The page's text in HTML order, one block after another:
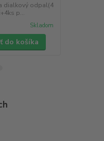
dialkový odpal(4
p...
Skladom
do košíka